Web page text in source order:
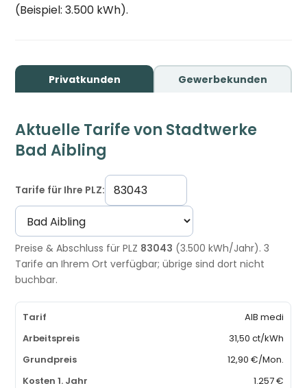
(Beispiel: 3.500 kWh).
Privatkunden Gewerbekunden
Aktuelle Tarife von Stadtwerke
Bad Aibling
Tarife für Ihre PLZ:
Preise & Abschluss für PLZ 83043 (3.500 kWh/Jahr). 3
Tarife an Ihrem Ort verfügbar; übrige sind dort nicht
buchbar.
AIB medi
31,50 ct/kWh
12,90 €/Mon.
1.257 €